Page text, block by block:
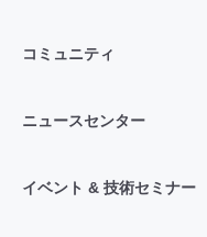
コミュニティ
ニュースセンター
イベント & 技術セミナー